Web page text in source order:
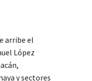
arribe el
López
y sectores